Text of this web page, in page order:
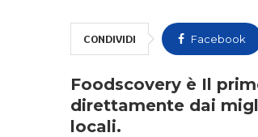
CONDIVIDI Facebook
Foodscovery è Il
direttamente dai
locali.